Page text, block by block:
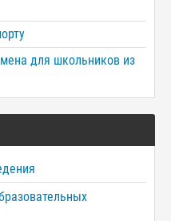
для школьников из